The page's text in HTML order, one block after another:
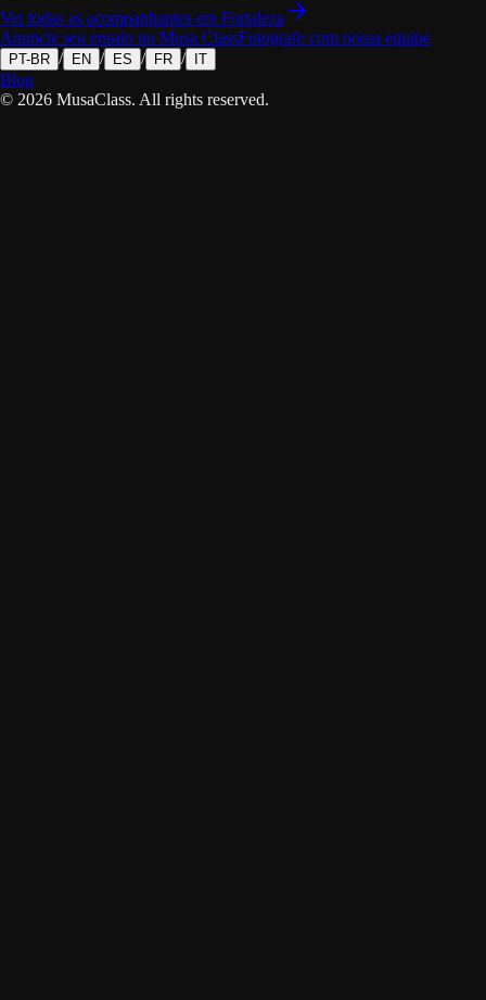
Ver todas as acompanhantes em Fortaleza
Anuncie seu ensaio no Musa ClassFotografe com nossa equipe
PT-BR / EN / ES / FR / IT
Blog
© 2026 MusaClass. All rights reserved.